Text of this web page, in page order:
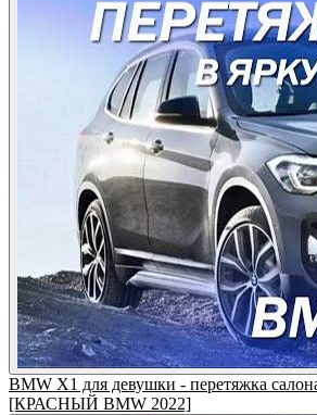
BMW X1 для девушки - перетяжка
[КРАСНЫЙ BMW 2022]